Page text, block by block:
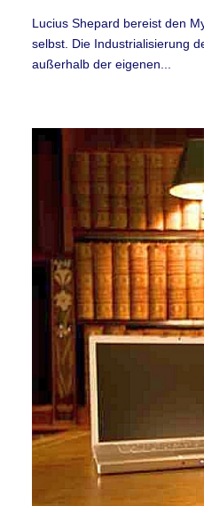
Lucius Shepard bereist den
selbst. Die Industrialisierung
außerhalb der eigenen...